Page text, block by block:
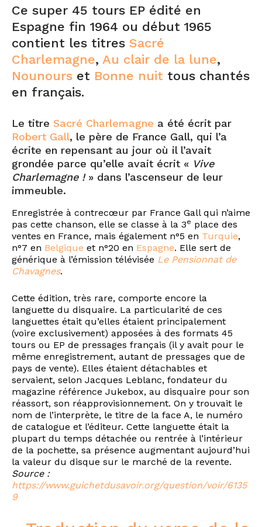
Ce super 45 tours EP édité en
Espagne fin 1964 ou début 1965
contient les titres Sacré
Charlemagne, Au clair de la lune,
Nounours et Bonne nuit tous chantés
en français.
Le titre Sacré Charlemagne a été écrit par
Robert Gall, le père de France Gall, qui l’a
écrite en repensant au jour où il l’avait
grondée parce qu’elle avait écrit « Vive
Charlemagne !» dans l’ascenseur de leur
immeuble.
Enregistrée à contrecœur par France Gall qui n’aime
pas cette chanson, elle se classe à la 3e place des
ventes en France, mais également n°5 en Turquie,
n°7 en Belgique et n°20 en Espagne. Elle sert de
générique à l’émission télévisée Le Pensionnat de
Chavagnes.
Cette édition, très rare, comporte encore la
languette du disquaire. La particularité de ces
languettes était qu’elles étaient principalement
(voire exclusivement) apposées à des formats 45
tours ou EP de pressages français (il y avait pour le
même enregistrement, autant de pressages que de
pays de vente). Elles étaient détachables et
servaient, selon Jacques Leblanc, fondateur du
magazine référence Jukebox, au disquaire pour son
réassort, son réapprovisionnement. On y trouvait le
nom de l’interprète, le titre de la face A, le numéro
de catalogue et l’éditeur. Cette languette était la
plupart du temps détachée ou rentrée à l’intérieur
de la pochette, sa présence augmentant aujourd’hui
la valeur du disque sur le marché de la revente.
Source :
https://www.guichetdusavoir.org/question/voir/6135
9